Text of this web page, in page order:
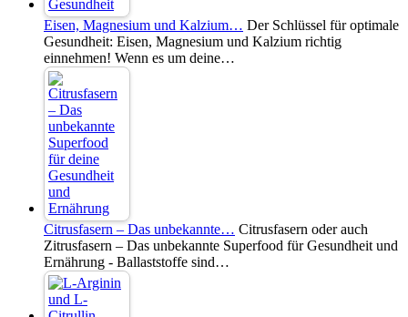
Eisen, Magnesium und Kalzium… Der Schlüssel für optimale
Gesundheit: Eisen, Magnesium und Kalzium richtig
einnehmen! Wenn es um deine…
Citrusfasern – Das unbekannte… Citrusfasern oder auch
Zitrusfasern – Das unbekannte Superfood für Gesundheit und
Ernährung - Ballaststoffe sind…